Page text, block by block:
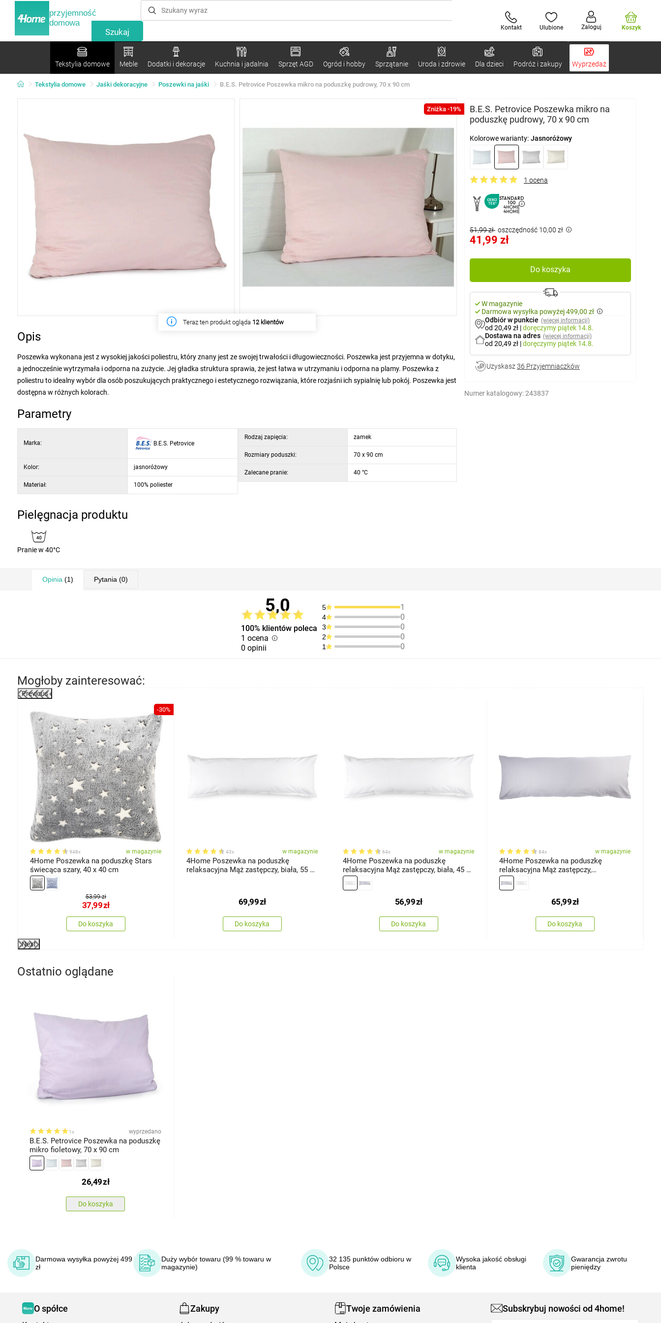
przyjemność
domowa
Kontakt Ulubione Zaloguj Koszyk
Tekstylia domowe Meble Dodatki i dekoracje Kuchnia i jadalnia Sprzęt AGD Ogród i hobby Sprzątanie Uroda i zdrowie Dla dzieci Podróż i zakupy Wyprzedaż
Tekstylia domowe Jaśki dekoracyjne Poszewki na jaśki B.E.S. Petrovice Poszewka mikro na poduszkę pudrowy, 70 x 90 cm
Zniżka -19%
Teraz ten produkt ogląda 12 klientów
B.E.S. Petrovice Poszewka mikro na
poduszkę pudrowy, 70 x 90 cm
Kolorowe warianty: Jasnoróżowy
1 ocena
STANDARD
100
4HOME
4HOME
51,99 zł oszczędność 10,00 zł
41,99 zł
Do koszyka
W magazynie
Darmowa wysyłka powyżej 499,00 zł
Odbiór w punkcie (więcej informacji)
od 20,49 zł |doręczymy piątek 14.8.
Dostawa na adres (więcej informacji)
od 20,49 zł |doręczymy piątek 14.8.
Uzyskasz 36 Przyjemniaczków
Numer katalogowy:243837
Opis
Poszewka wykonana jest z wysokiej jakości poliestru, który znany jest ze swojej trwałości i długowieczności. Poszewka jest przyjemna w dotyku,
a jednocześnie wytrzymała i odporna na zużycie. Jej gładka struktura sprawia, że jest łatwa w utrzymaniu i odporna na plamy. Poszewka z
poliestru to idealny wybór dla osób poszukujących praktycznego i estetycznego rozwiązania, które rozjaśni ich sypialnię lub pokój. Poszewka jest
dostępna w różnych kolorach.
Parametry
Marka: B.E.S. Petrovice
Kolor: jasnoróżowy
Materiał: 100% poliester
Rodzaj zapięcia: zamek
Rozmiary poduszki: 70 x 90 cm
Zalecane pranie: 40 °C
Pielęgnacja produktu
Pranie w 40°C
Opinia (1) Pytania (0)
5,0
100% klientów poleca
1 ocena
0 opinii
5 1
4 0
3 0
2 0
1 0
Mogłoby zainteresować:
Previous
-30%
948x w magazynie
4Home Poszewka na poduszkę Stars
świecąca szary, 40 x 40 cm
53,99 zł
37,99zł
Do koszyka
43x w magazynie
4Home Poszewka na poduszkę
relaksacyjna Mąż zastępczy, biała, 55 x
69,99zł
Do koszyka
64x w magazynie
4Home Poszewka na poduszkę
relaksacyjna Mąż zastępczy, biała, 45 x
120 cm
56,99zł
Do koszyka
84x w magazynie
4Home Poszewka na poduszkę
relaksacyjna Mąż zastępczy,
jasnoszara, 45 x 120 cm
65,99zł
Do koszyka
Next
Ostatnio oglądane
1x wyprzedano
B.E.S. Petrovice Poszewka na poduszkę
mikro fioletowy, 70 x 90 cm
26,49zł
Do koszyka
Darmowa wysyłka powyżej 499
zł
Duży wybór towaru (99 % towaru w
magazynie)
32 135 punktów odbioru w
Polsce
Wysoka jakość obsługi
klienta
Gwarancja zwrotu
pieniędzy
O spółce Zakupy Twoje zamówienia Subskrybuj nowości od 4home!